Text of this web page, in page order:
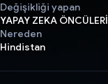
Değişikliği yapan
YAPAY ZEKA ÖNCÜLERİ
Nereden
Hindistan